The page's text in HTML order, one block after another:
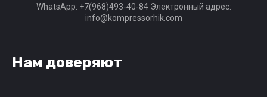
WhatsApp: +7(968)493-40-84 Электронный адрес:
info@kompressorhik.com
Нам доверяют